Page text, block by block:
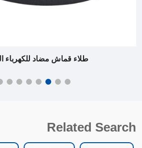
طلاء قماش مضاد للكهرباء
Related Search